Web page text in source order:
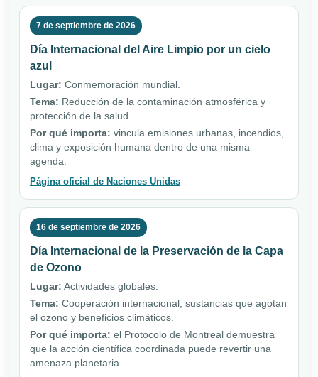
7 de septiembre de 2026
Día Internacional del Aire Limpio por un cielo
azul
Lugar: Conmemoración mundial.
Tema: Reducción de la contaminación atmosférica y
protección de la salud.
Por qué importa: vincula emisiones urbanas, incendios,
clima y exposición humana dentro de una misma
agenda.
Página oficial de Naciones Unidas
16 de septiembre de 2026
Día Internacional de la Preservación de la Capa
de Ozono
Lugar: Actividades globales.
Tema: Cooperación internacional, sustancias que agotan
el ozono y beneficios climáticos.
Por qué importa: el Protocolo de Montreal demuestra
que la acción científica coordinada puede revertir una
amenaza planetaria.